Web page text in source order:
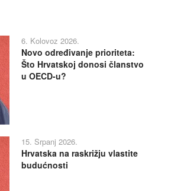
6. Kolovoz 2026.
Novo određivanje prioriteta:
Što Hrvatskoj donosi članstvo
u OECD-u?
15. Srpanj 2026.
Hrvatska na raskrižju vlastite
budućnosti